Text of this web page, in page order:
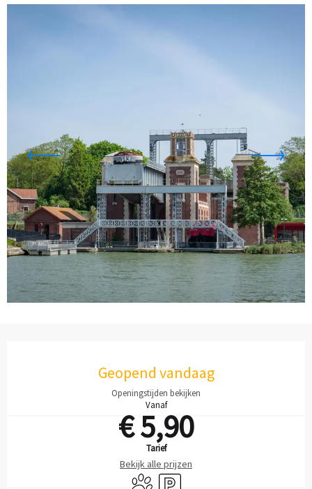
Geopend vandaag
Openingstijden bekijken
Vanaf
€ 5,90
Tarief
Bekijk alle prijzen
Dieren toegelaten
Parkeerplaats